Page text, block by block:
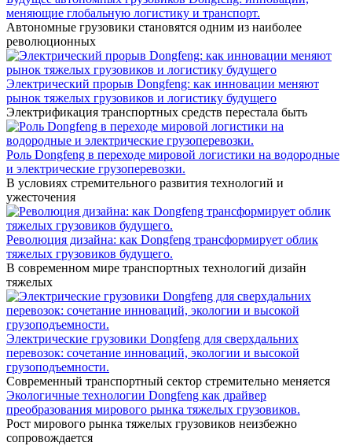
меняющие глобальную логистику и транспорт.
Автономные грузовики становятся одним из наиболее
революционных
Электрический прорыв Dongfeng: как инновации меняют
рынок тяжелых грузовиков и логистику будущего
Электрификация транспортных средств перестала быть
Роль Dongfeng в переходе мировой логистики на водородные
и электрические грузоперевозки.
В условиях стремительного развития технологий и
ужесточения
Революция дизайна: как Dongfeng трансформирует облик
тяжелых грузовиков будущего.
В современном мире транспортных технологий дизайн
тяжелых
Электрические грузовики Dongfeng для сверхдальних
перевозок: сочетание инноваций, экологии и высокой
грузоподъемности.
Современный транспортный сектор стремительно меняется
Экологичные технологии Dongfeng как драйвер
преобразования мирового рынка тяжелых грузовиков.
Рост мирового рынка тяжелых грузовиков неизбежно
сопровождается